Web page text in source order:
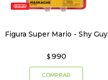
Figura Super Mario - Shy Guy
$ 990